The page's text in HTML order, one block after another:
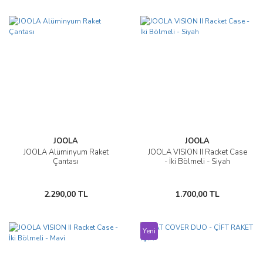
JOOLA
JOOLA Alüminyum Raket
Çantası
2.290,00 TL
JOOLA
JOOLA VISION II Racket Case
- İki Bölmeli - Siyah
1.700,00 TL
Yeni